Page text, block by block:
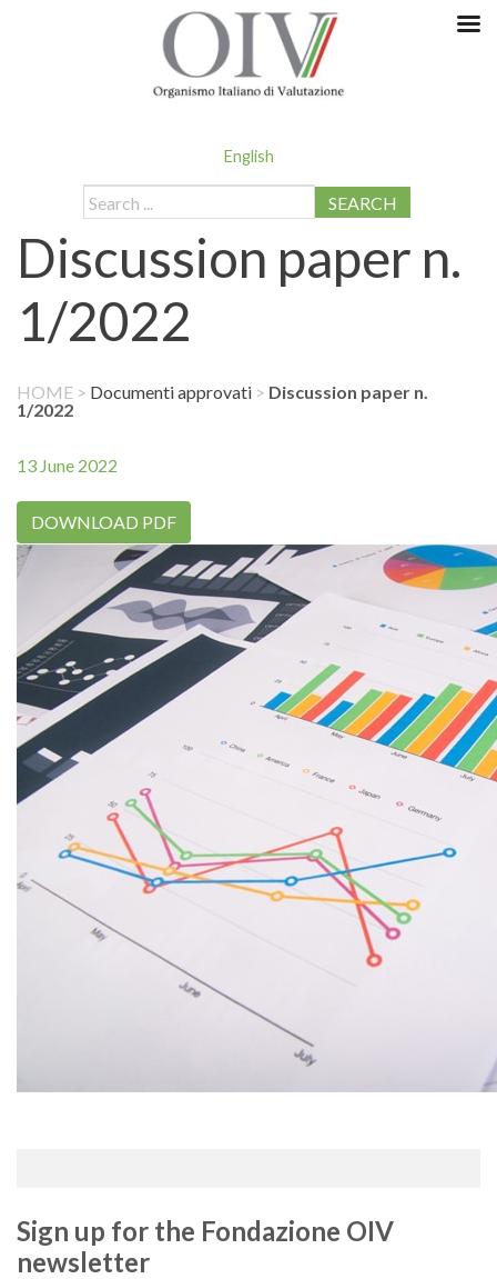
English
SEARCH
Discussion paper n.
1/2022
HOME > Documenti approvati > Discussion paper n.
1/2022
13 June 2022
DOWNLOAD PDF
Sign up for the Fondazione OIV
newsletter